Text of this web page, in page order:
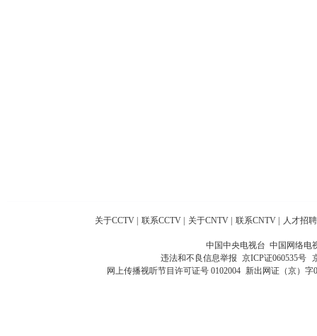
关于CCTV 联系CCTV 关于CNTV 联系CNTV 人才招聘
中国中央电视台 中国网络电
违法和不良信息举报 京ICP证060535号
网上传播视听节目许可证号 0102004 新出网证（京）